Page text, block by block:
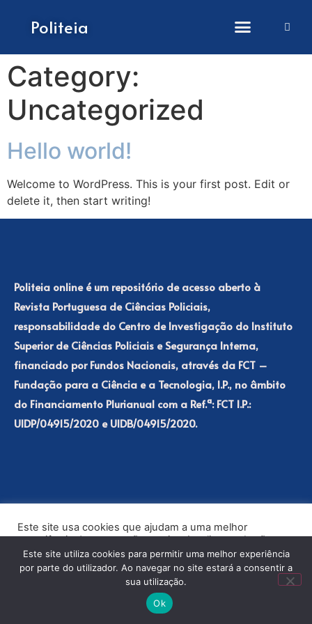
Politeia
Category:
Uncategorized
Hello world!
Welcome to WordPress. This is your first post. Edit or
delete it, then start writing!
Politeia online é um repositório de acesso aberto à
Revista Portuguesa de Ciências Policiais,
responsabilidade do Centro de Investigação do Instituto
Superior de Ciências Policiais e Segurança Interna,
financiado por Fundos Nacionais, através da FCT –
Fundação para a Ciência e a Tecnologia, I.P., no âmbito
do Financiamento Plurianual com a Ref.ª: FCT I.P.:
UIDP/04915/2020 e UIDB/04915/2020.
PSP ISCPSI
ICPOL
For more information, see theprivacy policyof the repository.
Este site usa cookies que ajudam a uma melhor
experiência de navegação no site. Ao clicar no botão
“Aceitar” ou continuar a visualizar o nosso site, você
concorda com o uso de cookies no nosso site.
Este site utiliza cookies para permitir uma melhor experiência
por parte do utilizador. Ao navegar no site estará a consentir a
sua utilização.
Ok